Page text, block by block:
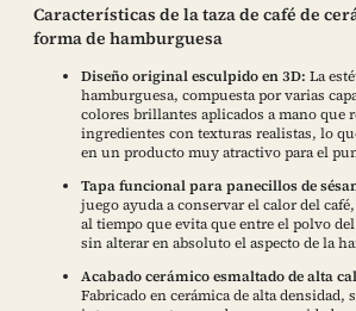
Características de la taza de café de
forma de hamburguesa
Diseño original esculpido en 3D: La
hamburguesa, compuesta por varias
colores brillantes aplicados a mano que
ingredientes con texturas realistas, lo
en un producto muy atractivo para el
Tapa funcional para panecillos de
juego ayuda a conservar el calor del
al tiempo que evita que entre el polvo
sin alterar en absoluto el aspecto de la
Acabado cerámico esmaltado de alta
Fabricado en cerámica de alta densidad,